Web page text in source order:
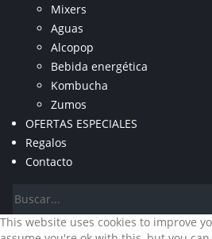
Mixers
Aguas
Alcopop
Bebida energética
Kombucha
Zumos
OFERTAS ESPECIALES
Regalos
Contacto
This website uses cookies to improve